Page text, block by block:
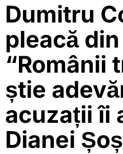
Dumitru
pleacă din
“Românii
știe
acuzații îi
Dianei